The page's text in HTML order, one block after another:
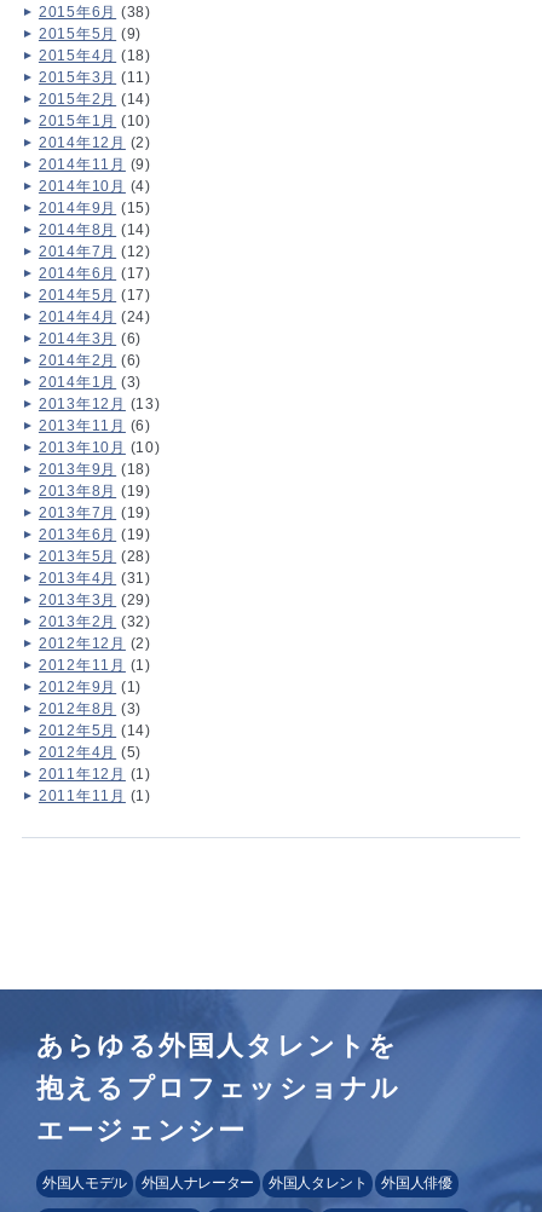
2015年6月 (38)
2015年5月 (9)
2015年4月 (18)
2015年3月 (11)
2015年2月 (14)
2015年1月 (10)
2014年12月 (2)
2014年11月 (9)
2014年10月 (4)
2014年9月 (15)
2014年8月 (14)
2014年7月 (12)
2014年6月 (17)
2014年5月 (17)
2014年4月 (24)
2014年3月 (6)
2014年2月 (6)
2014年1月 (3)
2013年12月 (13)
2013年11月 (6)
2013年10月 (10)
2013年9月 (18)
2013年8月 (19)
2013年7月 (19)
2013年6月 (19)
2013年5月 (28)
2013年4月 (31)
2013年3月 (29)
2013年2月 (32)
2012年12月 (2)
2012年11月 (1)
2012年9月 (1)
2012年8月 (3)
2012年5月 (14)
2012年4月 (5)
2011年12月 (1)
2011年11月 (1)
あらゆる外国人タレントを
抱えるプロフェッショナル
エージェンシー
外国人モデル 外国人ナレーター 外国人タレント 外国人俳優